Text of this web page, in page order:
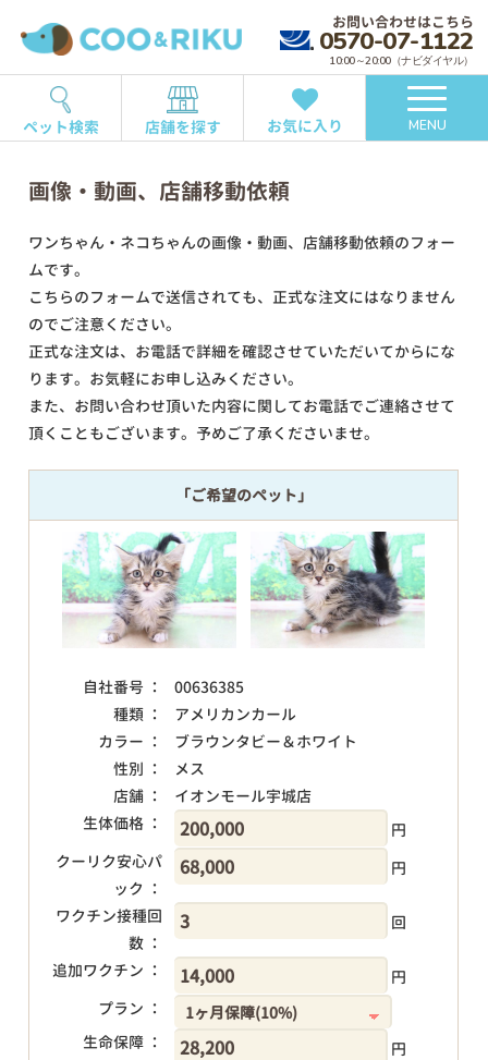
お問い合わせはこちら
0570-07-1122
10:00～20:00（ナビダイヤル）
ペット検索 店舗を探す お気に入り MENU
画像・動画、店舗移動依頼
ワンちゃん・ネコちゃんの画像・動画、店舗移動依頼のフォー
ムです。
こちらのフォームで送信されても、正式な注文にはなりません
のでご注意ください。
正式な注文は、お電話で詳細を確認させていただいてからにな
ります。お気軽にお申し込みください。
また、お問い合わせ頂いた内容に関してお電話でご連絡させて
頂くこともございます。予めご了承くださいませ。
「ご希望のペット」
自社番号 ：
00636385
種類 ：
アメリカンカール
カラー ：
ブラウンタビー＆ホワイト
性別 ：
メス
店舗 ：
イオンモール宇城店
生体価格 ：
円
クーリク安心パ
ック ：
円
ワクチン接種回
数 ：
回
追加ワクチン ：
円
プラン ：
生命保障 ：
円